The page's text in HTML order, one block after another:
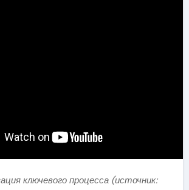
ключевого процесса (источник: